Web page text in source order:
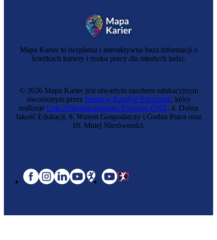
Mapa Karier to bezpłatna i interaktywna baza informacji o
ścieżkach kariery i rynku pracy dla młodych ludzi.
© 2026 Mapa Karier jest otwartym zasobem edukacyjnym
stworzonym przez fundację Katalyst Education, który
realizuje Cele Zrównoważonego Rozwoju ONZ: 4. Dobra
Jakość Edukacji, 8. Wzrost Gospodarczy i Godna Praca oraz
10. Mniej Nierówności.